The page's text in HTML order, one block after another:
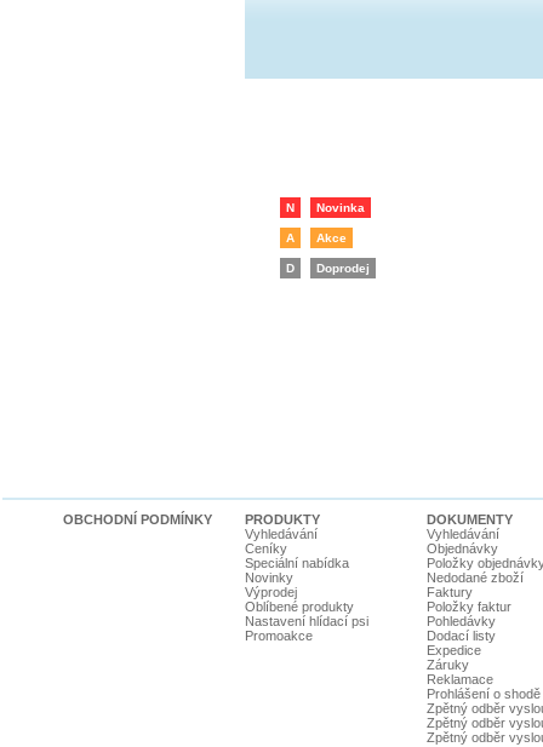
N Novinka
A Akce
D Doprodej
OBCHODNÍ PODMÍNKY
PRODUKTY
Vyhledávání
Ceníky
Speciální nabídka
Novinky
Výprodej
Oblíbené produkty
Nastavení hlídací psi
Promoakce
DOKUMENTY
Vyhledávání
Objednávky
Položky
Nedodané zboží
Faktury
Položky faktur
Pohledávky
Dodací listy
Expedice
Záruky
Reklamace
Prohlášení o shodě
Zpětný odběr
Zpětný odběr
Zpětný odběr